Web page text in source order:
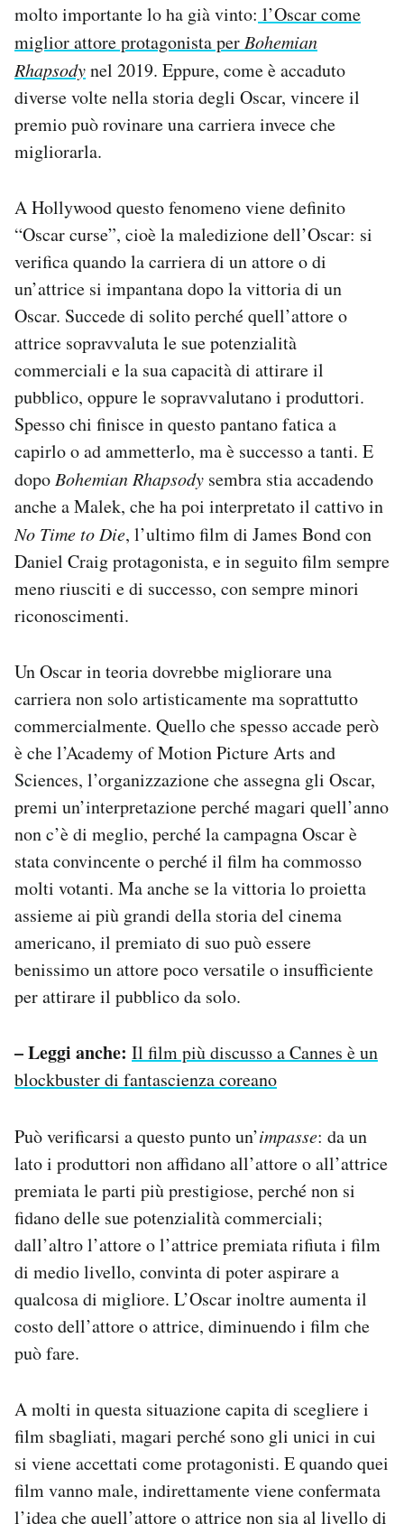
molto importante lo ha già vinto: l’Oscar come
miglior attore protagonista per Bohemian
Rhapsodynel 2019. Eppure, come è accaduto
diverse volte nella storia degli Oscar, vincere il
premio può rovinare una carriera invece che
migliorarla.
A Hollywood questo fenomeno viene definito
“Oscar curse”, cioè la maledizione dell’Oscar: si
verifica quando la carriera di un attore o di
un’attrice si impantana dopo la vittoria di un
Oscar. Succede di solito perché quell’attore o
attrice sopravvaluta le sue potenzialità
commerciali e la sua capacità di attirare il
pubblico, oppure le sopravvalutano i produttori.
Spesso chi finisce in questo pantano fatica a
capirlo o ad ammetterlo, ma è successo a tanti. E
dopo Bohemian Rhapsody sembra stia accadendo
anche a Malek, che ha poi interpretato il cattivo in
No Time to Die, l’ultimo film di James Bond con
Daniel Craig protagonista, e in seguito film sempre
meno riusciti e di successo, con sempre minori
riconoscimenti.
Un Oscar in teoria dovrebbe migliorare una
carriera non solo artisticamente ma soprattutto
commercialmente. Quello che spesso accade però
è che l’Academy of Motion Picture Arts and
Sciences, l’organizzazione che assegna gli Oscar,
premi un’interpretazione perché magari quell’anno
non c’è di meglio, perché la campagna Oscar è
stata convincente o perché il film ha commosso
molti votanti. Ma anche se la vittoria lo proietta
assieme ai più grandi della storia del cinema
americano, il premiato di suo può essere
benissimo un attore poco versatile o insufficiente
per attirare il pubblico da solo.
– Leggi anche: Il film più discusso a Cannes è un
blockbuster di fantascienza coreano
Può verificarsi a questo punto un’impasse: da un
lato i produttori non affidano all’attore o all’attrice
premiata le parti più prestigiose, perché non si
fidano delle sue potenzialità commerciali;
dall’altro l’attore o l’attrice premiata rifiuta i film
di medio livello, convinta di poter aspirare a
qualcosa di migliore. L’Oscar inoltre aumenta il
costo dell’attore o attrice, diminuendo i film che
può fare.
A molti in questa situazione capita di scegliere i
film sbagliati, magari perché sono gli unici in cui
si viene accettati come protagonisti. E quando quei
film vanno male, indirettamente viene confermata
l’idea che quell’attore o attrice non sia al livello di